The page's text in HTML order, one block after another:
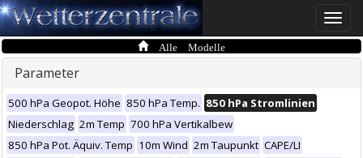
Toggle
Alle Modelle
Parameter
500 hPa Geopot. Höhe 850 hPa Temp. 850 hPa Stromlinien
Niederschlag 2m Temp 700 hPa Vertikalbew
850 hPa Pot. Äquiv. Temp 10m Wind 2m Taupunkt CAPE/LI